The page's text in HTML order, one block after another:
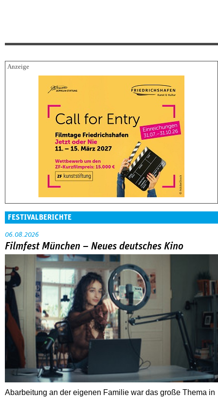
FESTIVALBERICHTE
06.08.2026
Filmfest München – Neues deutsches Kino
Abarbeitung an der eigenen Familie war das große Thema in